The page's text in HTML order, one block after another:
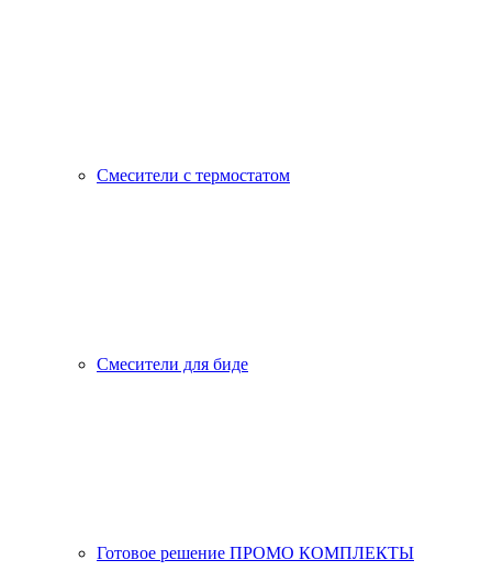
Смесители с термостатом
Смесители для биде
Готовое решение ПРОМО КОМПЛЕКТЫ